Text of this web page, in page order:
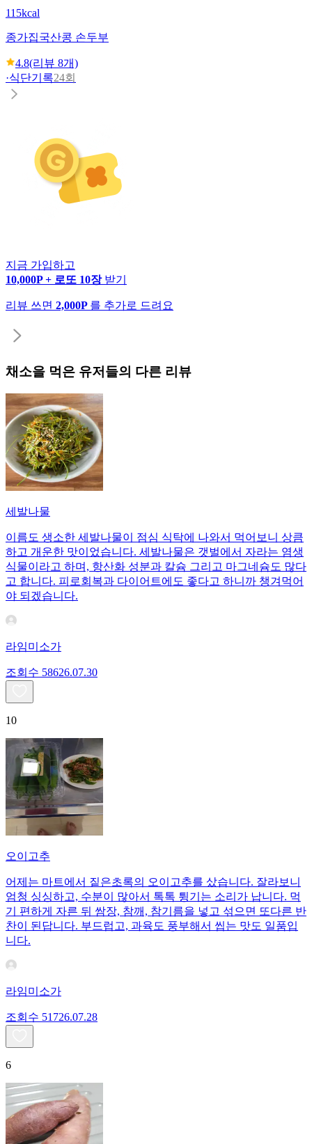
115kcal
종가집국산콩 손두부
4.8(리뷰 8개)
·식단기록24회
지금 가입하고
10,000P + 로또 10장 받기
리뷰 쓰면 2,000P 를 추가로 드려요
채소을 먹은 유저들의 다른 리뷰
세발나물
이름도 생소한 세발나물이 점심 식탁에 나와서 먹어보니 상큼
하고 개운한 맛이었습니다. 세발나물은 갯벌에서 자라는 염생
식물이라고 하며, 항산화 성분과 칼슘 그리고 마그네슘도 많다
고 합니다. 피로회복과 다이어트에도 좋다고 하니까 챙겨먹어
야 되겠습니다.
라임미소가
조회수 58626.07.30
10
오이고추
어제는 마트에서 짙은초록의 오이고추를 샀습니다. 잘라보니
엄청 싱싱하고, 수분이 많아서 톡톡 튕기는 소리가 납니다. 먹
기 편하게 자른 뒤 쌈장, 참깨, 참기름을 넣고 섞으면 또다른 반
찬이 된답니다. 부드럽고, 과육도 풍부해서 씹는 맛도 일품입
니다.
라임미소가
조회수 51726.07.28
6